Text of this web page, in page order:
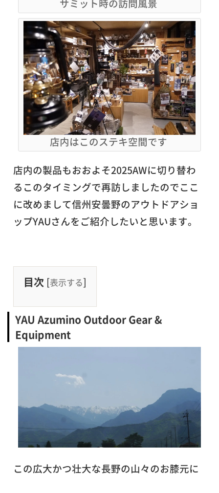
サミット時の訪問風景
店内はこのステキ空間です
店内の製品もおおよそ2025AWに切り替わ
るこのタイミングで再訪しましたのでここ
に改めまして信州安曇野のアウトドアショ
ップYAUさんをご紹介したいと思います。
目次 [表示する]
YAU Azumino Outdoor Gear &
Equipment
この広大かつ壮大な長野の山々のお膝元に